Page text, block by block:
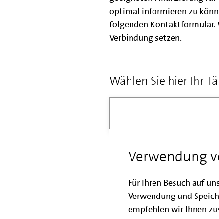
Verwendung
Für Ihren Besuch auf
Verwendung und
empfehlen wir Ihnen
optimal informieren zu
folgenden Kontaktformular.
Verbindung setzen.
Wählen Sie hier Ihr